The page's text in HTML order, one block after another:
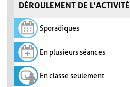
DÉROULEMENT DE L'ACTIVITÉ
Sporadiques
En plusieurs séances
En classe seulement